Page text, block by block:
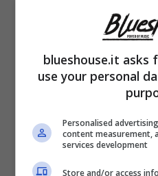
Nelle ultime puntate di
blueshouse.it asks
use your personal
Personalised
content measurement,
services development
Store and/or access